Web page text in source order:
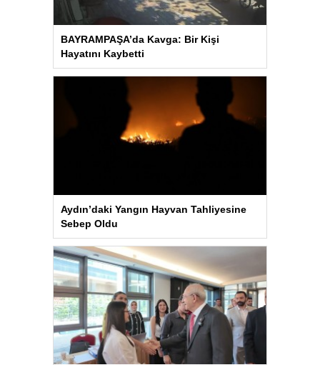
BAYRAMPAŞA’da Kavga: Bir Kişi
Hayatını Kaybetti
Aydın’daki Yangın Hayvan Tahliyesine
Sebep Oldu